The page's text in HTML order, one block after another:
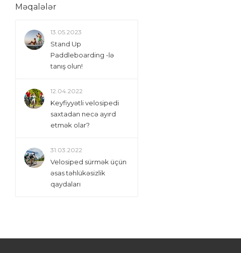
Məqalələr
13.05.2023
Stand Up
Paddleboarding -lə
tanış olun!
12.04.2022
Keyfiyyətli velosipedi
saxtadan necə ayırd
etmək olar?
31.03.2022
Velosiped sürmək üçün
əsas təhlükəsizlik
qaydaları